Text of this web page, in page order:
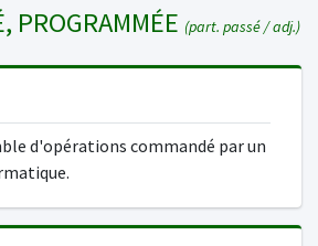
PROGRAMMÉE (part. passé / adj.)
d'opérations commandé par un